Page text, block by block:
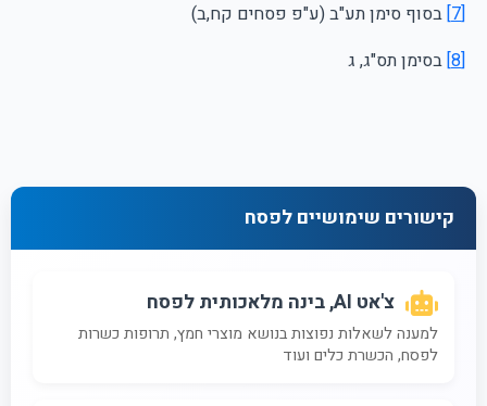
[7]
בסוף סימן תע"ב (ע"פ פסחים קח,ב)
[8]
בסימן תס"ג, ג
קישורים שימושיים לפסח
צ'אט AI, בינה מלאכותית לפסח
למענה לשאלות נפוצות בנושא מוצרי חמץ, תרופות כשרות
לפסח, הכשרת כלים ועוד